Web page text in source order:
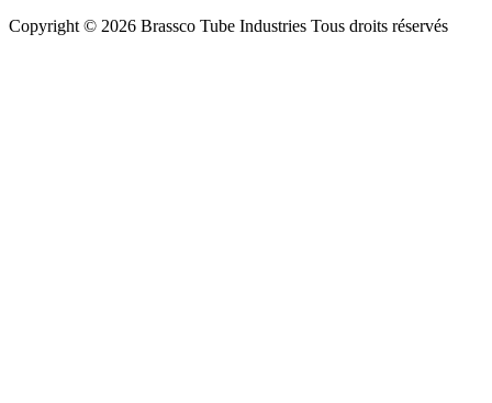
Copyright © 2026 Brassco Tube Industries Tous droits réservés